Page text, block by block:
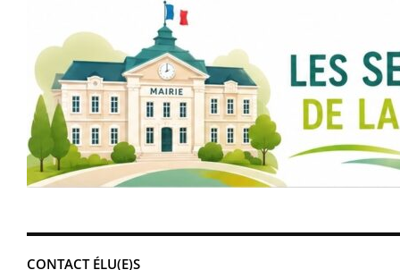
CONTACT ÉLU(E)S